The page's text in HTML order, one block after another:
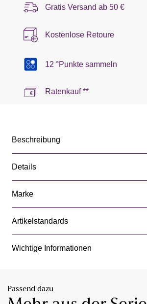
Gratis Versand ab 50 €
Kostenlose Retoure
12 °Punkte sammeln
Ratenkauf **
Beschreibung
Details
Marke
Artikelstandards
Wichtige Informationen
Passend dazu